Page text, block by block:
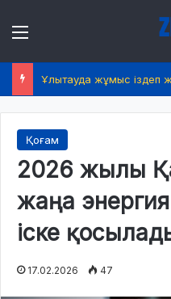
Ұлытауда жұмыс іздеп
Қоғам
2026 жылы
жаңа
іске
17.02.2026 47